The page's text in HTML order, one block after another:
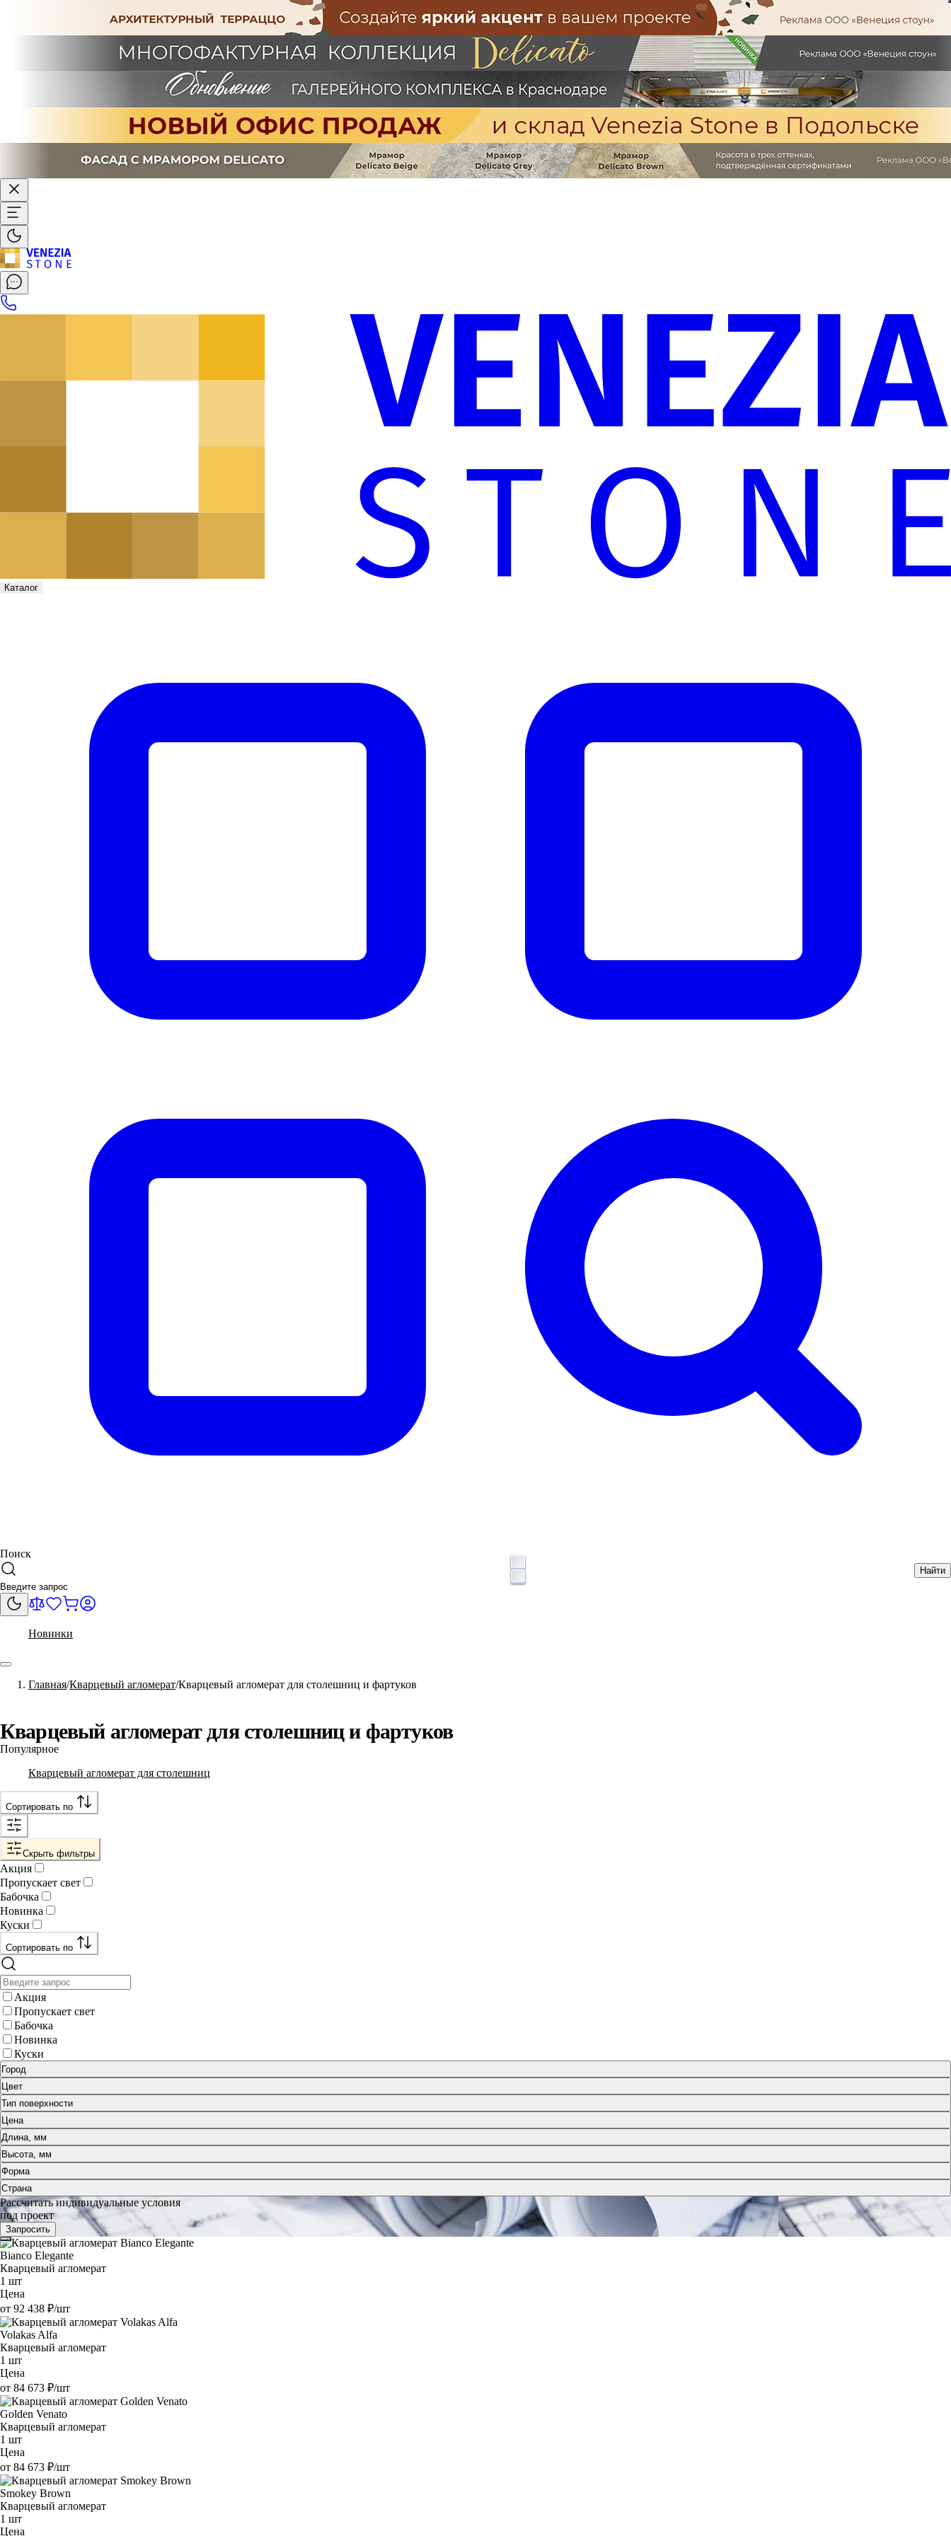
Каталог
Поиск
Найти
Новинки
Главная Кварцевый агломерат Кварцевый агломерат для столешниц и фартуков
Кварцевый агломерат для столешниц и фартуков
Популярное
Кварцевый агломерат для столешниц
Сортировать по
Скрыть фильтры
Акция
Пропускает свет
Бабочка
Новинка
Куски
Сортировать по
Акция
Пропускает свет
Бабочка
Новинка
Куски
Город
Цвет
Тип поверхности
Цена
Длина, мм
Высота, мм
Форма
Страна
Рассчитать индивидуальные условия
под проект
Запросить
Bianco Elegante
Кварцевый агломерат
1 шт
Цена
от 92 438 ₽/шт
Volakas Alfa
Кварцевый агломерат
1 шт
Цена
от 84 673 ₽/шт
Golden Venato
Кварцевый агломерат
1 шт
Цена
от 84 673 ₽/шт
Smokey Brown
Кварцевый агломерат
1 шт
Цена